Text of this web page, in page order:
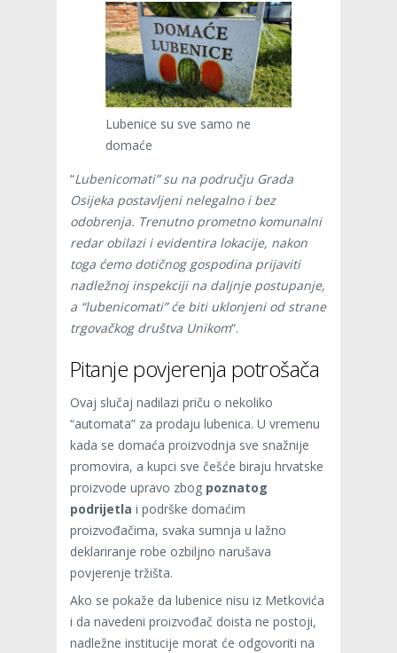
Lubenice su sve samo ne
domaće
“Lubenicomati” su na području Grada
Osijeka postavljeni nelegalno i bez
odobrenja. Trenutno prometno komunalni
redar obilazi i evidentira lokacije, nakon
toga ćemo dotičnog gospodina prijaviti
nadležnoj inspekciji na daljnje postupanje,
a “lubenicomati” će biti uklonjeni od strane
trgovačkog društva Unikom“.
Pitanje povjerenja potrošača
Ovaj slučaj nadilazi priču o nekoliko
“automata” za prodaju lubenica. U vremenu
kada se domaća proizvodnja sve snažnije
promovira, a kupci sve češće biraju hrvatske
proizvode upravo zbog poznatog
podrijetla i podrške domaćim
proizvođačima, svaka sumnja u lažno
deklariranje robe ozbiljno narušava
povjerenje tržišta.
Ako se pokaže da lubenice nisu iz Metkovića
i da navedeni proizvođač doista ne postoji,
nadležne institucije morat će odgovoriti na